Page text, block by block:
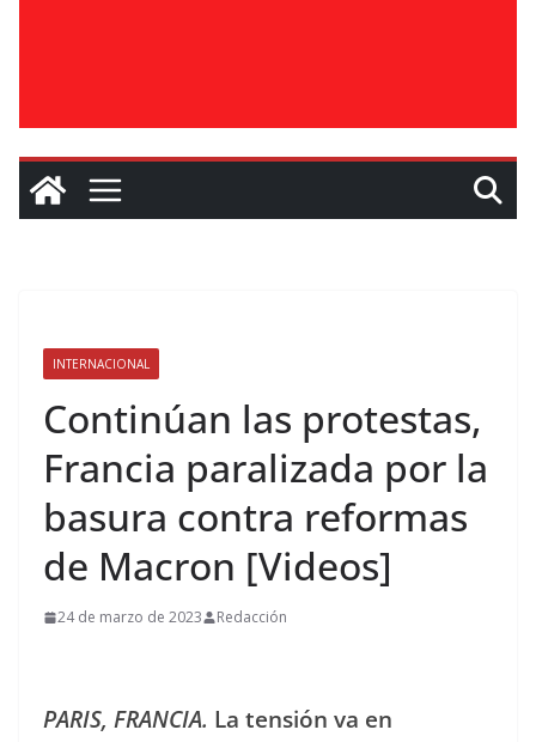
INTERNACIONAL
Continúan las protestas,
Francia paralizada por la
basura contra reformas
de Macron [Videos]
24 de marzo de 2023 Redacción
PARIS, FRANCIA. La tensión va en